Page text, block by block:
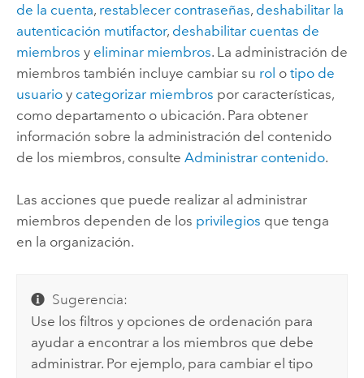
de la cuenta, restablecer contraseñas, deshabilitar la
autenticación mutifactor, deshabilitar cuentas de
miembros y eliminar miembros. La administración de
miembros también incluye cambiar su rol o tipo de
usuarioy categorizar miembros por características,
como departamento o ubicación. Para obtener
información sobre la administración del contenido
de los miembros, consulte Administrar contenido.
Las acciones que puede realizar al administrar
miembros dependen de los privilegios que tenga
en la organización.
Sugerencia:
Use los filtros y opciones de ordenación para
ayudar a encontrar a los miembros que debe
administrar. Por ejemplo, para cambiar el tipo